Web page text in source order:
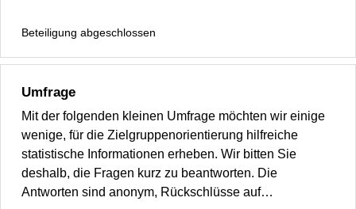
Beteiligung abgeschlossen
Umfrage
Mit der folgenden kleinen Umfrage möchten wir einige
wenige, für die Zielgruppenorientierung hilfreiche
statistische Informationen erheben. Wir bitten Sie
deshalb, die Fragen kurz zu beantworten. Die
Antworten sind anonym, Rückschlüsse auf…